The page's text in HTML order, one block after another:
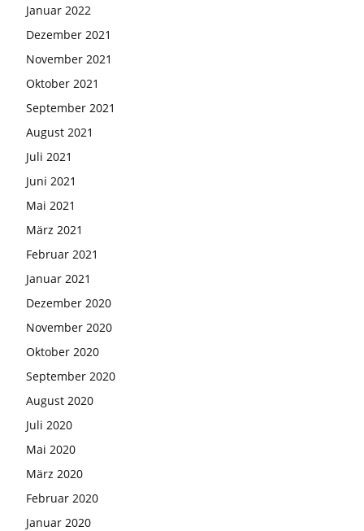
Januar 2022
Dezember 2021
November 2021
Oktober 2021
September 2021
August 2021
Juli 2021
Juni 2021
Mai 2021
März 2021
Februar 2021
Januar 2021
Dezember 2020
November 2020
Oktober 2020
September 2020
August 2020
Juli 2020
Mai 2020
März 2020
Februar 2020
Januar 2020